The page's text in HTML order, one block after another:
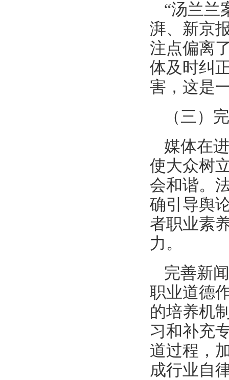
“汤兰兰
湃、新京
注点偏离
体及时纠
害，这是
（三）
媒体在
使大众树
会和谐。
确引导舆
者职业素
力。
完善新
职业道德
的培养机
习和补充
道过程，
成行业自